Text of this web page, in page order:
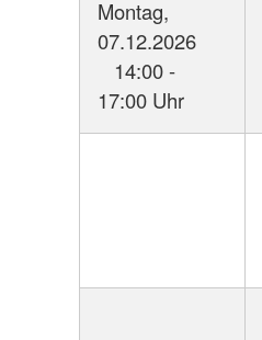
Montag,
07.12.2026
14:00 -
17:00 Uhr